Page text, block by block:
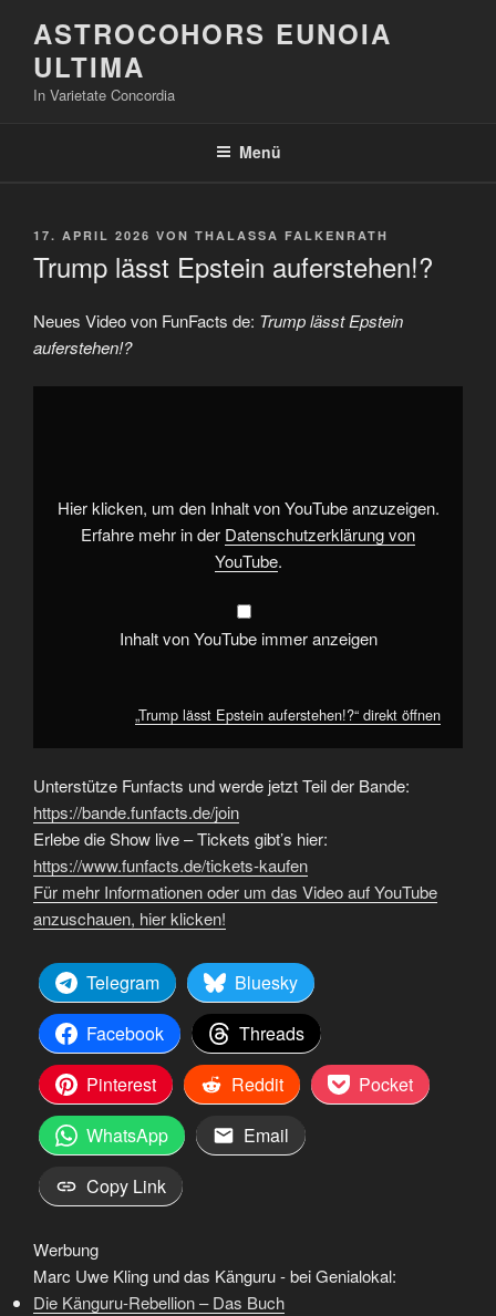
Inhalt
springen
ASTROCOHORS EUNOIA
ULTIMA
In Varietate Concordia
Menü
VERÖFFENTLICHT
17. APRIL 2026 VON THALASSA FALKENRATH
Trump lässt Epstein auferstehen!?
Neues Video von FunFacts de: Trump lässt Epstein
auferstehen!?
„Trump
Hier klicken, um den Inhalt von YouTube anzuzeigen.
Erfahre mehr in der Datenschutzerklärung von
YouTube.
Inhalt von YouTube immer anzeigen
„Trump lässt Epstein auferstehen!?“ direkt öffnen
Unterstütze Funfacts und werde jetzt Teil der Bande:
https://bande.funfacts.de/join
Erlebe die Show live – Tickets gibt’s hier:
https://www.funfacts.de/tickets-kaufen
Für mehr Informationen oder um das Video auf YouTube
anzuschauen, hier klicken!
Telegram
Bluesky
Facebook
Threads
Pinterest
Reddit
Pocket
WhatsApp
Email
Copy Link
Werbung
Marc Uwe Kling und das Känguru - bei Genialokal:
Die Känguru-Rebellion – Das Buch